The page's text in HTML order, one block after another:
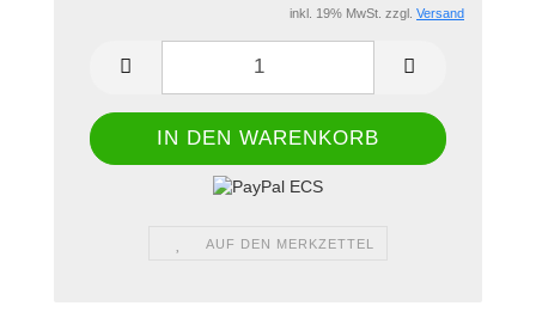
inkl. 19% MwSt. zzgl. Versand
AUF DEN MERKZETTEL